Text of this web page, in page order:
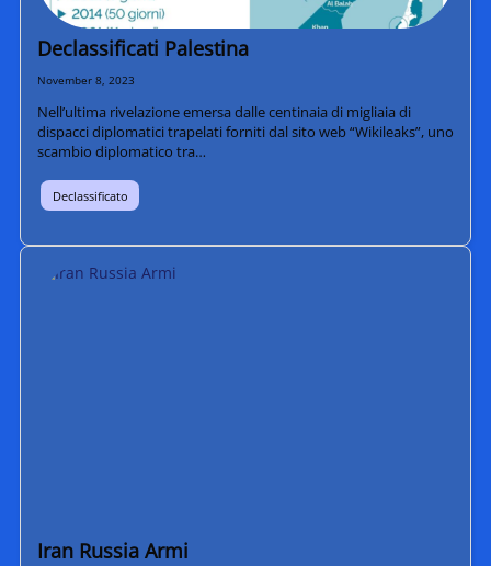
Declassificati Palestina
November 8, 2023
Nell’ultima rivelazione emersa dalle centinaia di migliaia di
dispacci diplomatici trapelati forniti dal sito web “Wikileaks”, uno
scambio diplomatico tra…
Declassificato
Iran Russia Armi